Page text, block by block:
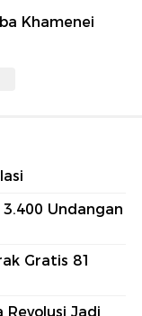
Khamenei
Undangan
Gratis 81
Revolusi Jadi